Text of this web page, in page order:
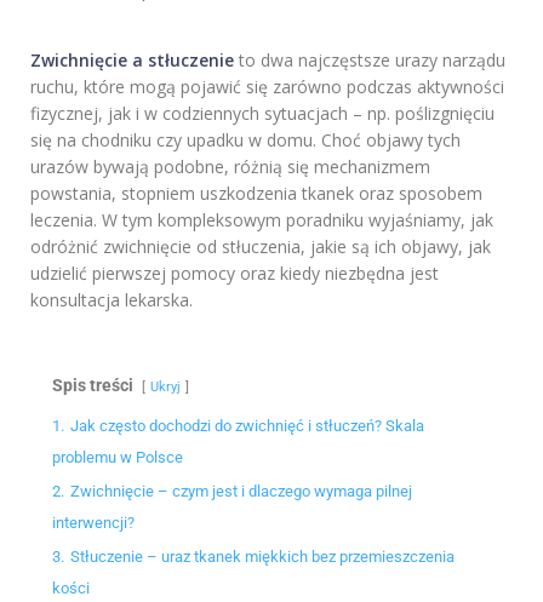
Zwichnięcie a stłuczenie to dwa najczęstsze urazy narządu
ruchu, które mogą pojawić się zarówno podczas aktywności
fizycznej, jak i w codziennych sytuacjach – np. poślizgnięciu
się na chodniku czy upadku w domu. Choć objawy tych
urazów bywają podobne, różnią się mechanizmem
powstania, stopniem uszkodzenia tkanek oraz sposobem
leczenia. W tym kompleksowym poradniku wyjaśniamy, jak
odróżnić zwichnięcie od stłuczenia, jakie są ich objawy, jak
udzielić pierwszej pomocy oraz kiedy niezbędna jest
konsultacja lekarska.
Spis treści Ukryj
1. Jak często dochodzi do zwichnięć i stłuczeń? Skala
problemu w Polsce
2. Zwichnięcie – czym jest i dlaczego wymaga pilnej
interwencji?
3. Stłuczenie – uraz tkanek miękkich bez przemieszczenia
kości